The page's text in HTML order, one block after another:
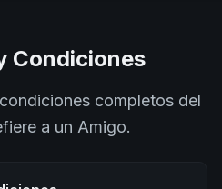
Condiciones
completos del
a un Amigo.